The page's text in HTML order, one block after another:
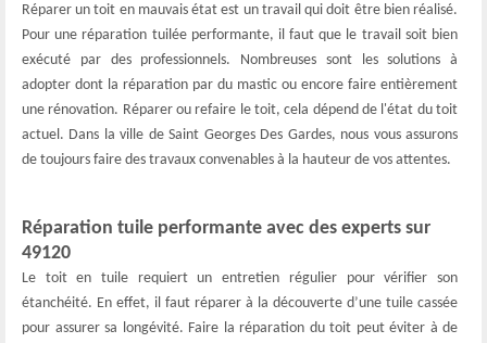
Réparer un toit en mauvais état est un travail qui doit être bien réalisé.
Pour une réparation tuilée performante, il faut que le travail soit bien
exécuté par des professionnels. Nombreuses sont les solutions à
adopter dont la réparation par du mastic ou encore faire entièrement
une rénovation. Réparer ou refaire le toit, cela dépend de l'état du toit
actuel. Dans la ville de Saint Georges Des Gardes, nous vous assurons
de toujours faire des travaux convenables à la hauteur de vos attentes.
Réparation tuile performante avec des experts sur
49120
Le toit en tuile requiert un entretien régulier pour vérifier son
étanchéité. En effet, il faut réparer à la découverte d’une tuile cassée
pour assurer sa longévité. Faire la réparation du toit peut éviter à de